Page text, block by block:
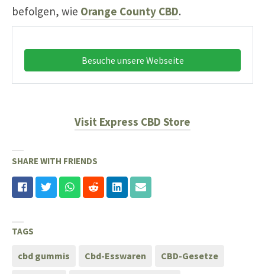
befolgen, wie Orange County CBD.
Besuche unsere Webseite
Visit Express CBD Store
SHARE WITH FRIENDS
TAGS
cbd gummis Cbd-Esswaren CBD-Gesetze